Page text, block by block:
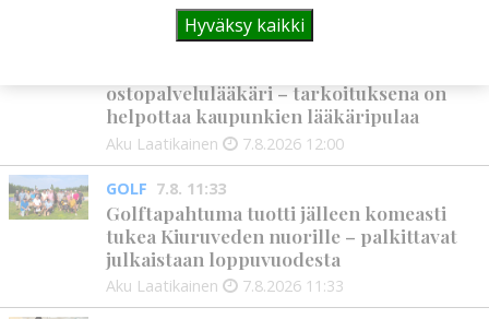
HYVINVOINTIALUE 7.8. 12:00
ostopalvelulääkäri – tarkoituksena on
helpottaa kaupunkien lääkäripulaa
Aku Laatikainen 7.8.2026 12:00
GOLF 7.8. 11:33
Golftapahtuma tuotti jälleen komeasti
tukea Kiuruveden nuorille – palkittavat
julkaistaan loppuvuodesta
Aku Laatikainen 7.8.2026 11:33
Hyväksy kaikki